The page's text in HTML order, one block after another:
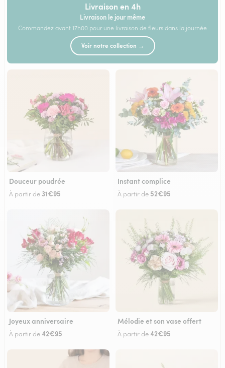
Livraison en 4h
Livraison le jour même
Commandez avant 17h00 pour une livraison de fleurs dans la journée
Voir notre collection →
Douceur poudrée
À partir de 31€95
Instant complice
À partir de 52€95
Joyeux anniversaire
À partir de42€95
Mélodie et son vase offert
À partir de42€95